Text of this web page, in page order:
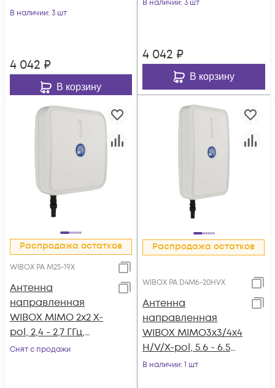
В наличии: 3 шт
4 042 ₽
В корзину
В наличии: 3 шт
4 042 ₽
В корзину
Распродажа остатков
WIBOX PA M25-19X
Антенна
направленная
WIBOX MIMO 2x2 X-
pol, 2,4 - 2,7 ГГц,
19dBi, 16°
Снят с продажи
Распродажа остатков
WIBOX PA D4M6-20HVX
Антенна
направленная
WIBOX MIMO3x3/4x4
H/V/X-pol, 5.6 - 6.5
ГГц, 20dBi, 16°
В наличии: 1 шт